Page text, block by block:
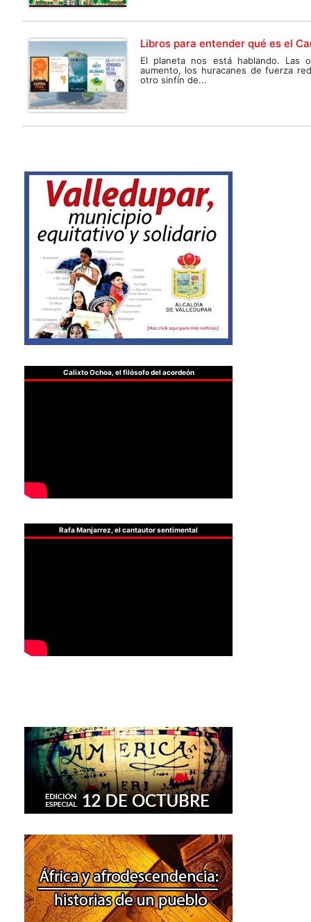
Libros para entender qué es el
El planeta nos está hablando. Las
aumento, los huracanes de fuerza
otro sinfín de...
Calixto Ochoa, el filósofo del acordeón
Rafa Manjarrez, el cantautor sentimental